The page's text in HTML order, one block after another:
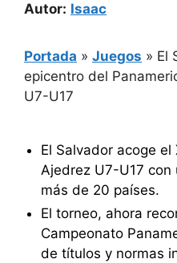
Autor: Isaac
Portada » Juegos » El
epicentro del
U7-U17
El Salvador acoge
Ajedrez U7-U17
más de 20 países.
El torneo, ahora
Campeonato
de títulos y normas